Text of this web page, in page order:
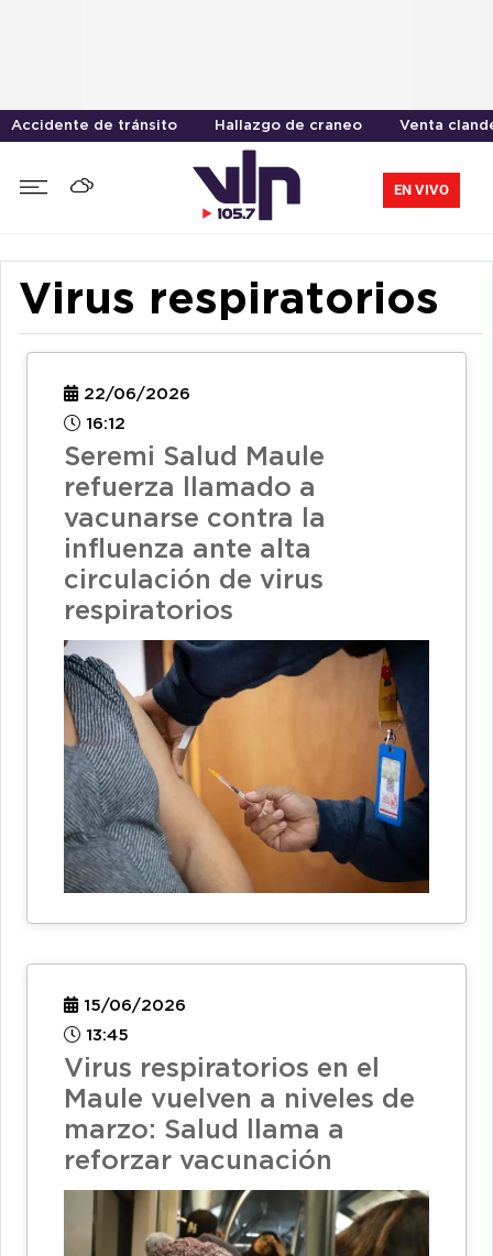
Accidente de tránsito Hallazgo de craneo Venta
EN VIVO
Virus respiratorios
22/06/2026
16:12
Seremi Salud Maule
refuerza llamado a
vacunarse contra la
influenza ante alta
circulación de virus
respiratorios
15/06/2026
13:45
Virus respiratorios en el
Maule vuelven a niveles de
marzo: Salud llama a
reforzar vacunación